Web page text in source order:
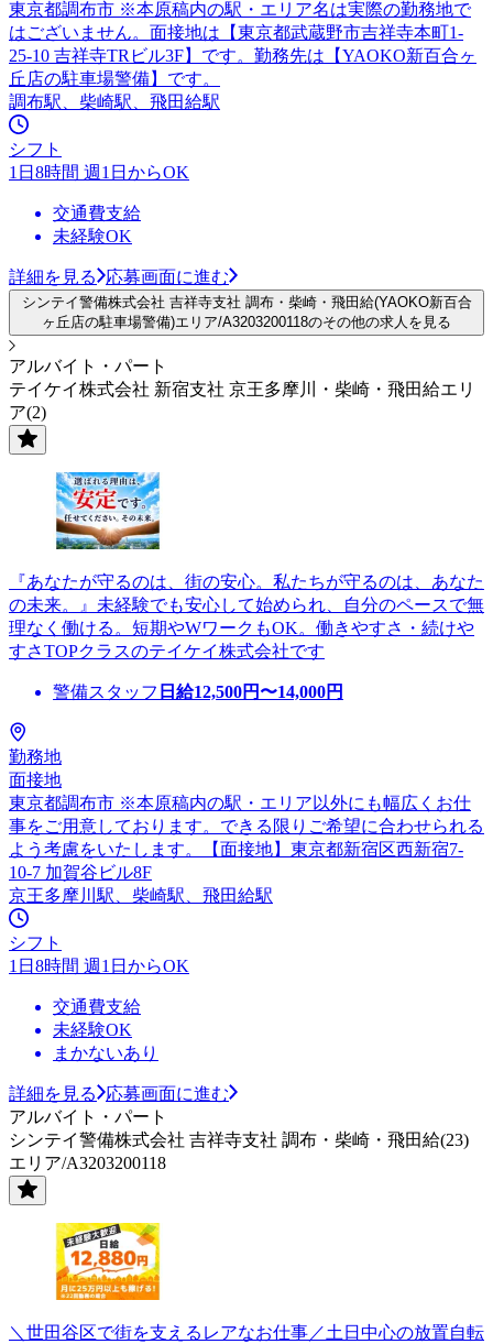
東京都調布市 ※本原稿内の駅・エリア名は実際の勤務地で
はございません。面接地は【東京都武蔵野市吉祥寺本町1-
25-10 吉祥寺TRビル3F】です。勤務先は【YAOKO新百合ヶ
丘店の駐車場警備】です。
調布駅、柴崎駅、飛田給駅
シフト
1日8時間 週1日からOK
交通費支給
未経験OK
詳細を見る 応募画面に進む
シンテイ警備株式会社 吉祥寺支社 調布・柴崎・飛田給(YAOKO新百合
ヶ丘店の駐車場警備)エリア/A3203200118のその他の求人を見る
アルバイト・パート
テイケイ株式会社 新宿支社 京王多摩川・柴崎・飛田給エリ
ア(2)
『あなたが守るのは、街の安心。私たちが守るのは、あなた
の未来。』未経験でも安心して始められ、自分のペースで無
理なく働ける。短期やWワークもOK。働きやすさ・続けや
すさTOPクラスのテイケイ株式会社です
警備スタッフ 日給12,500円〜14,000円
勤務地
面接地
東京都調布市 ※本原稿内の駅・エリア以外にも幅広くお仕
事をご用意しております。できる限りご希望に合わせられる
よう考慮をいたします。【面接地】東京都新宿区西新宿7-
10-7 加賀谷ビル8F
京王多摩川駅、柴崎駅、飛田給駅
シフト
1日8時間 週1日からOK
交通費支給
未経験OK
まかないあり
詳細を見る
応募画面に進む
アルバイト・パート
シンテイ警備株式会社 吉祥寺支社 調布・柴崎・飛田給(23)
エリア/A3203200118
＼世田谷区で街を支えるレアなお仕事／土日中心の放置自転